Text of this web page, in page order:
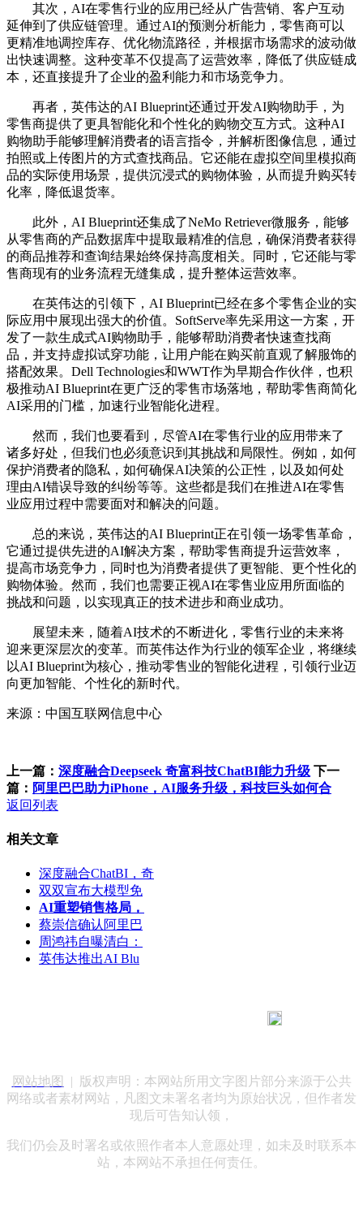
其次，AI在零售行业的应用已经从广告营销、客户互动
延伸到了供应链管理。通过AI的预测分析能力，零售商可以
更精准地调控库存、优化物流路径，并根据市场需求的波动做
出快速调整。这种变革不仅提高了运营效率，降低了供应链成
本，还直接提升了企业的盈利能力和市场竞争力。
再者，英伟达的AI Blueprint还通过开发AI购物助手，为
零售商提供了更具智能化和个性化的购物交互方式。这种AI
购物助手能够理解消费者的语言指令，并解析图像信息，通过
拍照或上传图片的方式查找商品。它还能在虚拟空间里模拟商
品的实际使用场景，提供沉浸式的购物体验，从而提升购买转
化率，降低退货率。
此外，AI Blueprint还集成了NeMo Retriever微服务，能够
从零售商的产品数据库中提取最精准的信息，确保消费者获得
的商品推荐和查询结果始终保持高度相关。同时，它还能与零
售商现有的业务流程无缝集成，提升整体运营效率。
在英伟达的引领下，AI Blueprint已经在多个零售企业的实
际应用中展现出强大的价值。SoftServe率先采用这一方案，开
发了一款生成式AI购物助手，能够帮助消费者快速查找商
品，并支持虚拟试穿功能，让用户能在购买前直观了解服饰的
搭配效果。Dell Technologies和WWT作为早期合作伙伴，也积
极推动AI Blueprint在更广泛的零售市场落地，帮助零售商简化
AI采用的门槛，加速行业智能化进程。
然而，我们也要看到，尽管AI在零售行业的应用带来了
诸多好处，但我们也必须意识到其挑战和局限性。例如，如何
保护消费者的隐私，如何确保AI决策的公正性，以及如何处
理由AI错误导致的纠纷等等。这些都是我们在推进AI在零售
业应用过程中需要面对和解决的问题。
总的来说，英伟达的AI Blueprint正在引领一场零售革命，
它通过提供先进的AI解决方案，帮助零售商提升运营效率，
提高市场竞争力，同时也为消费者提供了更智能、更个性化的
购物体验。然而，我们也需要正视AI在零售业应用所面临的
挑战和问题，以实现真正的技术进步和商业成功。
展望未来，随着AI技术的不断进化，零售行业的未来将
迎来更深层次的变革。而英伟达作为行业的领军企业，将继续
以AI Blueprint为核心，推动零售业的智能化进程，引领行业迈
向更加智能、个性化的新时代。
来源：中国互联网信息中心
上一篇： 深度融合Deepseek 奇富科技ChatBI能力升级 下一
篇： 阿里巴巴助力iPhone，AI服务升级，科技巨头如何合
返回列表
相关文章
深度融合ChatBI，奇
双双宣布大模型免
AI重塑销售格局，
蔡崇信确认阿里巴
周鸿祎自曝清白：
英伟达推出AI Blu
网站地图
| 版权声明：本网站所用文字图片部分来源于公共
网络或者素材网站，凡图文未署名者均为原始状况，但作者发
现后可告知认领，
我们仍会及时署名或依照作者本人意愿处理，如未及时联系本
站，本网站不承担任何责任。